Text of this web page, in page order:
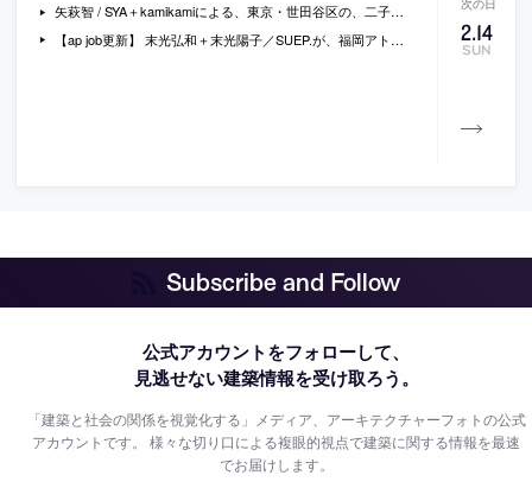
2.14
SUN
矢萩智 / SYA＋kamikamiによる、東京・世田谷区の、二子玉川 蔦屋家電内に設置された商品展示の為のパヴィリオン「ツリーポン」
【ap job更新】 末光弘和＋末光陽子／SUEP.が、福岡アトリエと東京アトリエでの設計スタッフを募集中
Subscribe and Follow
公式アカウントをフォローして、
見逃せない建築情報を受け取ろう。
「建築と社会の関係を視覚化する」メディア、アーキテクチャーフォトの公式
アカウントです。様々な切り口による複眼的視点で建築に関する情報を最速
でお届けします。